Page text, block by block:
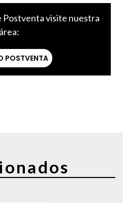
Postventa visite nuestra
área:
POSTVENTA